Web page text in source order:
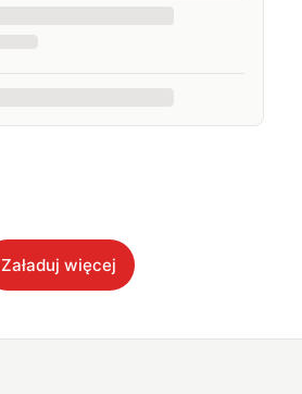
Załaduj więcej